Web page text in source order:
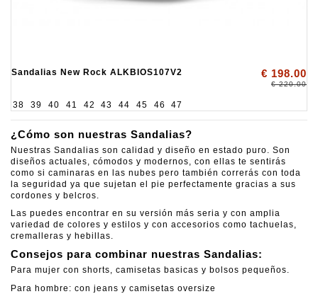
Sandalias New Rock ALKBIOS107V2 € 198.00
€ 220.00
38 39 40 41 42 43 44 45 46 47
¿Cómo son nuestras Sandalias?
Nuestras Sandalias son calidad y diseño en estado puro. Son
diseños actuales, cómodos y modernos, con ellas te sentirás
como si caminaras en las nubes pero también correrás con toda
la seguridad ya que sujetan el pie perfectamente gracias a sus
cordones y belcros.
Las puedes encontrar en su versión más seria y con amplia
variedad de colores y estilos y con accesorios como tachuelas,
cremalleras y hebillas.
Consejos para combinar nuestras Sandalias:
Para mujer con shorts, camisetas basicas y bolsos pequeños.
Para hombre: con jeans y camisetas oversize